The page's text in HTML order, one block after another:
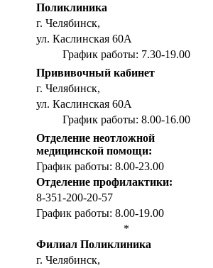
Поликлиника
г. Челябинск,
ул. Каслинская 60А
График работы: 7.30-19.00
Прививочный кабинет
г. Челябинск,
ул. Каслинская 60А
График работы: 8.00-16.00
Отделение неотложной
медицинской помощи:
График работы: 8.00-23.00
Отделение профилактики:
8-351-200-20-57
График работы: 8.00-19.00
*
Филиал Поликлиника
г. Челябинск,